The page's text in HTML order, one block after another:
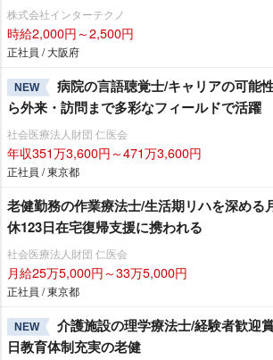
株式会社インターテクノ
時給2,000円～2,500円
正社員 / 大阪府
NEW
病院の言語聴覚士/キャリアの可能
ら外来・訪問まで多彩なフィールドで活躍
社会医療法人財団 仁医会
年収351万3,600円～471万3,600円
正社員 / 東京都
老健勤務の作業療法士/生活期リハを深める
休123日在宅復帰支援に携われる
社会医療法人財団 仁医会
月給25万5,000円～33万5,000円
正社員 / 東京都
NEW
介護施設の理学療法士/経験者歓迎
日教育体制充実の老健